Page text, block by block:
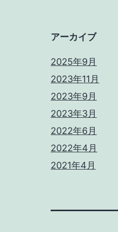
アーカイブ
2025年9月
2023年11月
2023年9月
2023年3月
2022年6月
2022年4月
2021年4月